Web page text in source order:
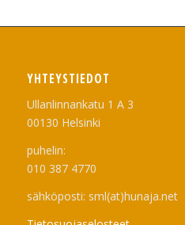
YHTEYSTIEDOT
Ullanlinnankatu 1 A 3
00130 Helsinki
puhelin:
010 387 4770
sähköposti: sml(at)hunaja.net